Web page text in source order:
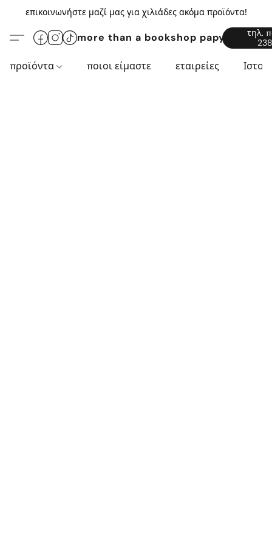
επικοινωνήστε μαζί μας για χιλιάδες ακόμα προϊόντα!
more than a bookshop
τηλ.
προϊόντα ποιοι είμαστε εταιρείες